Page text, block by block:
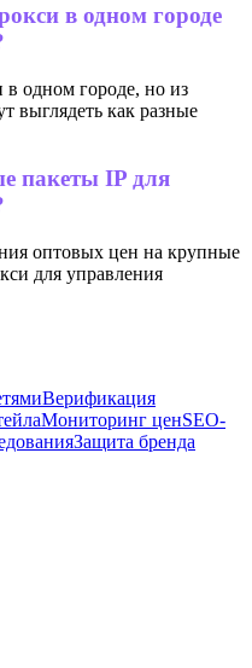
в одном городе
одном городе, но из
выглядеть как разные
пакеты IP для
оптовых цен на крупные
для управления
Верификация
Мониторинг ценSEO-
Защита бренда